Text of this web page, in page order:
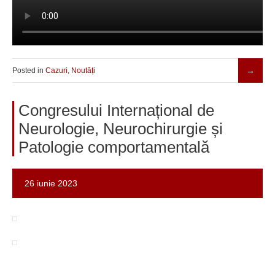
Posted in Cazuri, Noutăți
Congresului Internațional de
Neurologie, Neurochirurgie și
Patologie comportamentală
26 iunie 2023